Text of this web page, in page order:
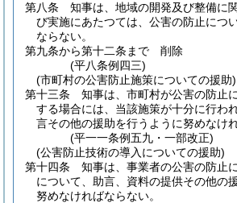
第八条
知事は、地域の開発及び整備に
び実施にあたつては、公害の防止につ
ならない。
第九条から第十二条まで
削除
(平八条例四三)
(市町村の公害防止施策についての援助)
第十三条
知事は、市町村が公害の防止
する場合には、当該施策が十分に行わ
言その他の援助を行うように努めなけ
(平一一条例五九・一部改正)
(公害防止技術の導入についての援助)
第十四条
知事は、事業者の公害の防止
について、助言、資料の提供その他の
努めなければならない。